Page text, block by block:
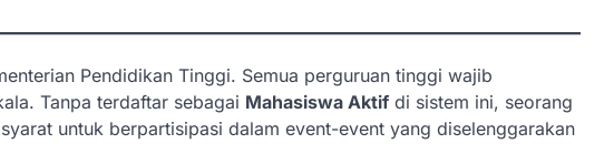
Pendidikan Tinggi. Semua perguruan tinggi wajib
Tanpa terdaftar sebagai Mahasiswa Aktif di sistem ini, seorang
untuk berpartisipasi dalam event-event yang diselenggarakan